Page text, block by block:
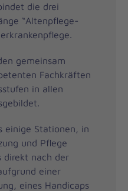
die drei
“Altenpflege-
gemeinsam
Fachkräften
in allen
einige Stationen, in
und Pflege
direkt nach der
einer
eines Handicaps